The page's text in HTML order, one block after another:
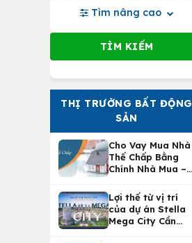
Tìm nâng cao
THỊ TRƯỜNG BẤT ĐỘNG
SẢN
Cho Vay Mua Nhà
Thế Chấp Bằng
Chính Nhà Mua –
Nhà Tại
Vietcombank
Lợi thế từ vị trí
của dự án Stella
Mega City Cần